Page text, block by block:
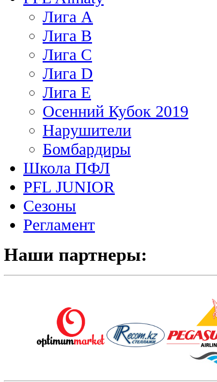
Лига A
Лига В
Лига С
Лига D
Лига Е
Осенний Кубок 2019
Нарушители
Бомбардиры
Школа ПФЛ
PFL JUNIOR
Сезоны
Регламент
Наши партнеры: